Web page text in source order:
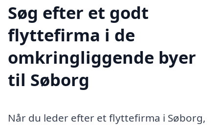
Søg efter et godt
flyttefirma i de
omkringliggende byer
til Søborg
Når du leder efter et flyttefirma i Søborg,